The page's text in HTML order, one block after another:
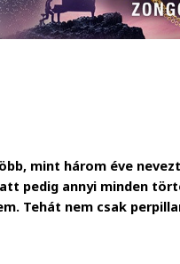
mint három éve
pedig annyi minden
Tehát nem csak